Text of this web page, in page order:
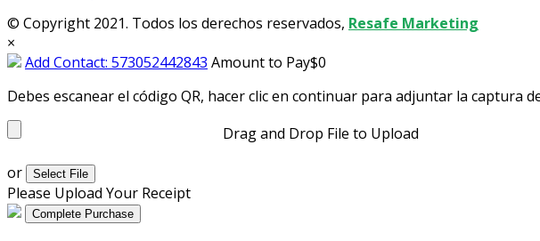
© Copyright 2021. Todos los derechos reservados, Resafe Marketing
×
Add Contact: 573052442843 Amount to Pay$0
Debes escanear el código QR, hacer clic en continuar para adjuntar la
Drag and Drop File to Upload
or
Select File
Please Upload Your Receipt